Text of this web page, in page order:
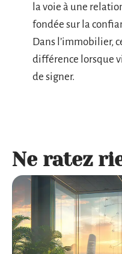
la voie à une
fondée sur la
Dans l’immobilier,
différence lorsque
de signer.
Ne ratez